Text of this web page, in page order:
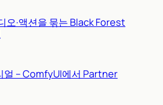
오·액션을 묶는 Black Forest
얼 – ComfyUI에서 Partner